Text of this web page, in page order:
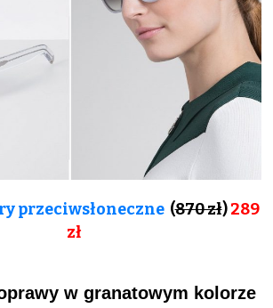
przeciwsłoneczne (870 zł)289
zł
w granatowym kolorze